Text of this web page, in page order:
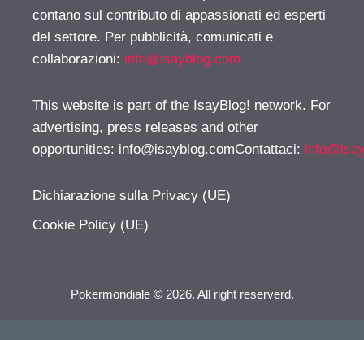
contano sul contributo di appassionati ed esperti
del settore. Per pubblicità, comunicati e
collaborazioni: info@isayblog.com
This website is part of the IsayBlog! network. For
advertising, press releases and other
opportunities: info@isayblog.comContattaci:
Dichiarazione sulla Privacy (UE)
Cookie Policy (UE)
Pokermondiale © 2026. All right reserverd.